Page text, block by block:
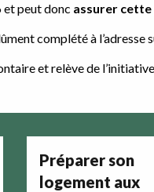
et peut donc assurer
complété à l’adresse
et relève de
Préparer son
logement aux